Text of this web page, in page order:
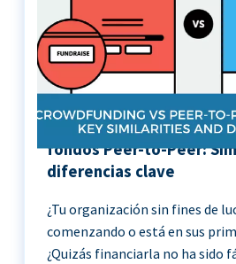
Crowdfunding vs
fondos Peer-to-Peer:
diferencias clave
¿Tu organización sin fines de
comenzando o está en sus
¿Quizás financiarla no ha sido